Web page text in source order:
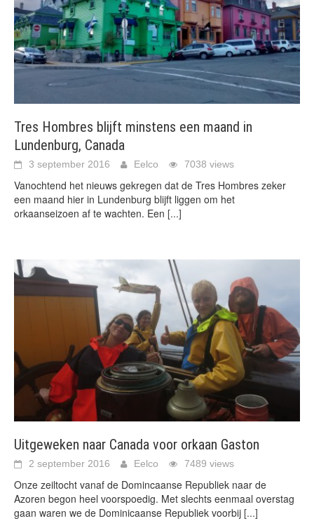
Tres Hombres blijft minstens een maand in
Lundenburg, Canada
3 september 2016 Eelco 7038 views
Vanochtend het nieuws gekregen dat de Tres Hombres zeker
een maand hier in Lundenburg blijft liggen om het
orkaanseizoen af te wachten. Een [...]
Uitgeweken naar Canada voor orkaan Gaston
2 september 2016 Eelco 7489 views
Onze zeiltocht vanaf de Domincaanse Republiek naar de
Azoren begon heel voorspoedig. Met slechts eenmaal overstag
gaan waren we de Dominicaanse Republiek voorbij [...]